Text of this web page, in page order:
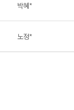
박혜*
노정*